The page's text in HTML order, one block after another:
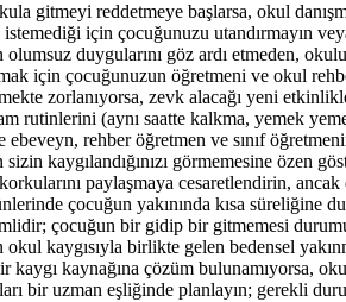
gitmeyi reddetmeye başlarsa, okul
için çocuğunuzu utandırmayın
duygularını göz ardı etmeden,
için çocuğunuzun öğretmeni ve okul
zorlanıyorsa, zevk alacağı yeni
rutinlerini (aynı saatte kalkma, yemek
rehber öğretmen ve sınıf
kaygılandığınızı görmemesine özen
paylaşmaya cesaretlendirin,
çocuğun yakınında kısa süreliğine
çocuğun bir gidip bir gitmemesi
kaygısıyla birlikte gelen bedensel
kaygı kaynağına çözüm bulunamıyorsa,
bir uzman eşliğinde planlayın; gerekli